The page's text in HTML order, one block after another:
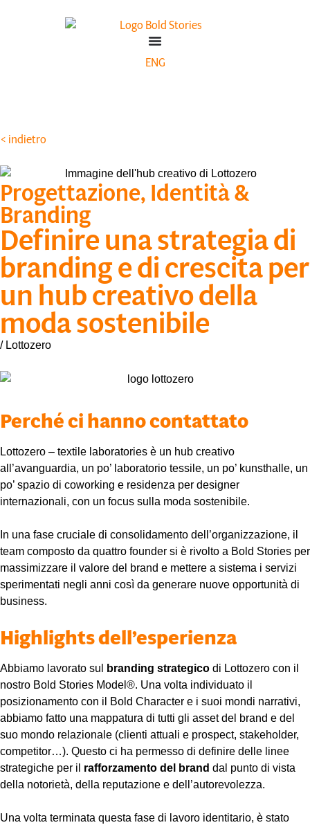
ENG
< indietro
Progettazione,Identità &
Branding
Definire una strategia di
branding e di crescita per
un hub creativo della
moda sostenibile
/ Lottozero
Perché ci hanno contattato
Lottozero – textile laboratories è un hub creativo
all’avanguardia, un po’ laboratorio tessile, un po’ kunsthalle, un
po’ spazio di coworking e residenza per designer
internazionali, con un focus sulla moda sostenibile.
In una fase cruciale di consolidamento dell’organizzazione, il
team composto da quattro founder si è rivolto a Bold Stories per
massimizzare il valore del brand e mettere a sistema i servizi
sperimentati negli anni così da generare nuove opportunità di
business.
Highlights dell’esperienza
Abbiamo lavorato sul branding strategico di Lottozero con il
nostro Bold Stories Model®. Una volta individuato il
posizionamento con il Bold Character e i suoi mondi narrativi,
abbiamo fatto una mappatura di tutti gli asset del brand e del
suo mondo relazionale (clienti attuali e prospect, stakeholder,
competitor…). Questo ci ha permesso di definire delle linee
strategiche per il rafforzamento del brand dal punto di vista
della notorietà, della reputazione e dell’autorevolezza.
Una volta terminata questa fase di lavoro identitario, è stato